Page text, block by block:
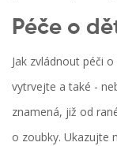
Péče o
Jak zvládnout péči
vytrvejte a také -
znamená, již od
o zoubky. Ukazujte